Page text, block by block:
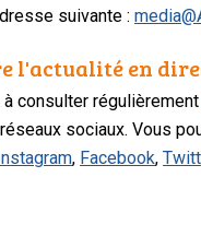
suivante :
l'actualité en
à consulter
sociaux. Vous
Instagram, Facebook,